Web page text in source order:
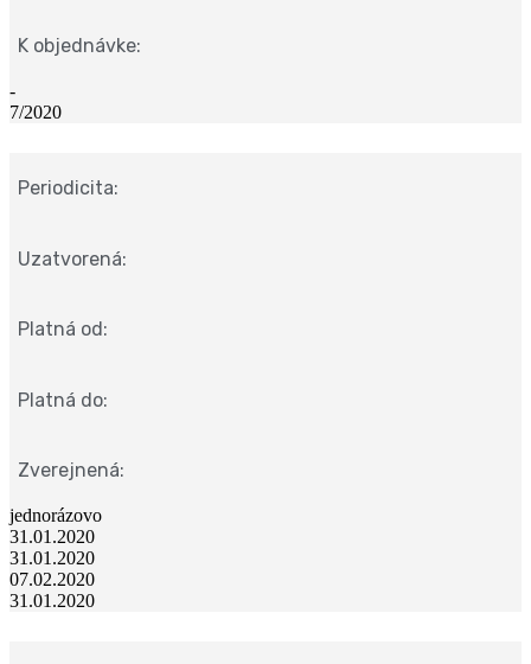
K objednávke:
-
7/2020
Periodicita:
Uzatvorená:
Platná od:
Platná do:
Zverejnená:
jednorázovo
31.01.2020
31.01.2020
07.02.2020
31.01.2020